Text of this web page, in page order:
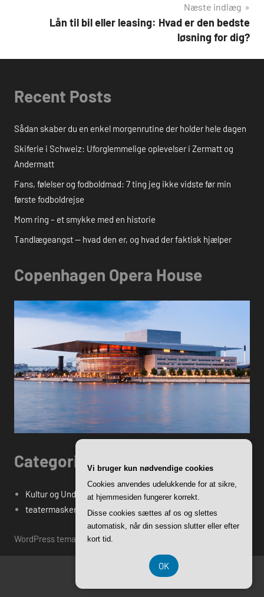
Næste indlæg
Lån til bil eller leasing: Hvad er den bedste
løsning for dig?
Recent Posts
Sådan skaber du en enkel morgenrutine der holder hele dagen
Skiferie i Schweiz: Uforglemmelige oplevelser i Zermatt og
Andermatt
Fans, følelser og fodboldmad: 7 ting jeg ikke vidste før min
første fodboldrejse
Mom ring – et smykke med en historie
Tandlægeangst — hvad den er, og hvad der faktisk hjælper
Copenhagen Opera House
Categories
Kultur og Underholdning
teatermasken.dk's Blogindlæg
WordPress tema: Harrison by ThemeZee.
CVR DK-37 40 77 39
Vi bruger kun nødvendige cookies
Cookies anvendes udelukkende for at sikre,
at hjemmesiden fungerer korrekt.
Disse cookies sættes af os og slettes
automatisk, når din session slutter eller efter
kort tid.
OK